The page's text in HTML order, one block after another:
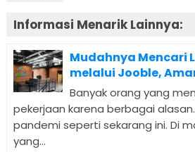
Informasi Menarik Lainnya:
Mudahnya Mencari
melalui Jooble,
Banyak orang yang
pekerjaan karena berbagai
pandemi seperti sekarang ini. Di
yang...